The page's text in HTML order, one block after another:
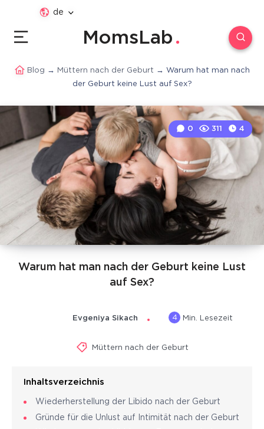
de
MomsLab
Blog → Müttern nach der Geburt → Warum hat man nach
der Geburt keine Lust auf Sex?
Warum hat man nach der Geburt keine Lust
auf Sex?
0 311 4
Evgeniya Sikach 4 Min. Lesezeit
Müttern nach der Geburt
Inhaltsverzeichnis
Wiederherstellung der Libido nach der Geburt
Gründe für die Unlust auf Intimität nach der Geburt